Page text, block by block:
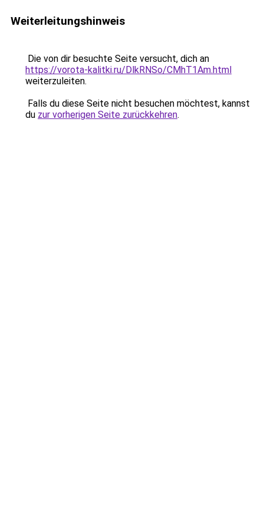
Weiterleitungshinweis
Die von dir besuchte Seite versucht, dich an
https://vorota-kalitki.ru/DlkRNSo/CMhT1Am.html
weiterzuleiten.
Falls du diese Seite nicht besuchen möchtest, kannst
du zur vorherigen Seite zurückkehren.